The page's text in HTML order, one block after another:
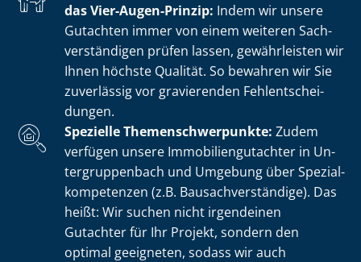
das Vier-Augen-Prinzip: Indem wir unsere
Gutachten immer von einem weiteren Sach­
ver­stän­di­gen prüfen lassen, gewährleisten wir
Ihnen höchste Qualität. So bewahren wir Sie
zuverlässig vor gravierenden Fehl­ent­schei­
dun­gen.
Spezielle The­men­schwer­punk­te: Zudem
verfügen unsere Im­mo­bi­li­en­gut­ach­ter in Un­
ter­grup­pen­bach und Umgebung über Spe­zi­al­
kom­pe­ten­zen (z.B. Bau­sach­ver­stän­di­ge). Das
heißt: Wir suchen nicht irgendeinen
Gutachter für Ihr Projekt, sondern den
optimal geeigneten, sodass wir auch